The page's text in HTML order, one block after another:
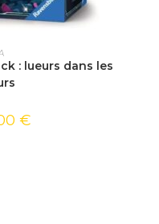
: lueurs dans les
€